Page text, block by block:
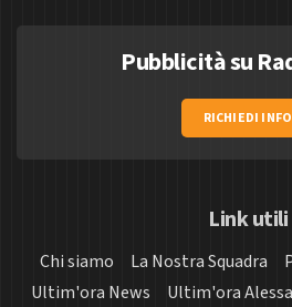
Pubblicità su
RICHIEDI INFO
Link utili
Chi siamo La Nostra Squadra
Ultim'ora News
Ultim'ora